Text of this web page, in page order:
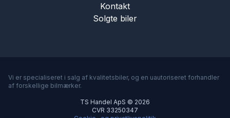
Kontakt
Solgte biler
Vi er specialiseret i salg af kvalitetsbiler, og en uautoriseret forhandler
af forskellige bilmærker.
TS Handel ApS © 2026
CVR 33250347